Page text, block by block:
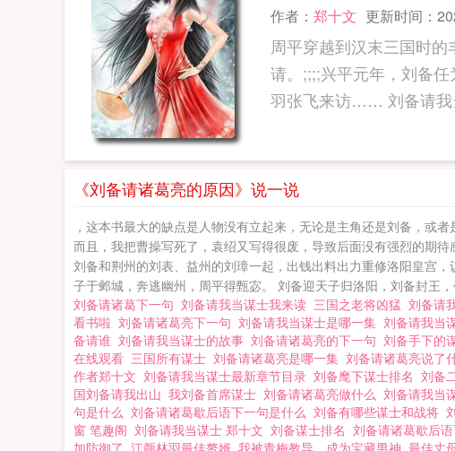
作者： 郑十文 更新时间：
周平穿越到汉末三国时
请。;;;;兴平元年，刘备
羽张飞来访…… 刘
《刘备请诸葛亮的原因》说一说
，这本书最大的缺点是人物没有立起来，无论是主角还是刘备，或
而且，我把曹操写死了，袁绍又写得很废，导致后面没有强烈的期
刘备和荆州的刘表、益州的刘璋一起，出钱出料出力重修洛阳皇宫
子于邺城，奔逃幽州，周平得甄宓。 刘备迎天子归洛阳，刘备封王
刘备请诸葛下一句 刘备请我当谋士我来读 三国之老将凶猛 刘备请
看书啦 刘备请诸葛亮下一句 刘备请我当谋士是哪一集 刘备请我当
备请谁 刘备请我当谋士的故事 刘备请诸葛亮的下一句 刘备手下的
在线观看 三国所有谋士 刘备请诸葛亮是哪一集 刘备请诸葛亮说了
作者郑十文 刘备请我当谋士最新章节目录 刘备麾下谋士排名 刘备
国刘备请我出山 我刘备首席谋士 刘备请诸葛亮做什么 刘备请我当
句是什么 刘备请诸葛歇后语下一句是什么 刘备有哪些谋士和战将
窗 笔趣阁 刘备请我当谋士 郑十文 刘备谋士排名 刘备请诸葛歇后
加防御了 江颜林羽最佳赘婿 我被青梅教导，成为宝藏男神 最佳丈